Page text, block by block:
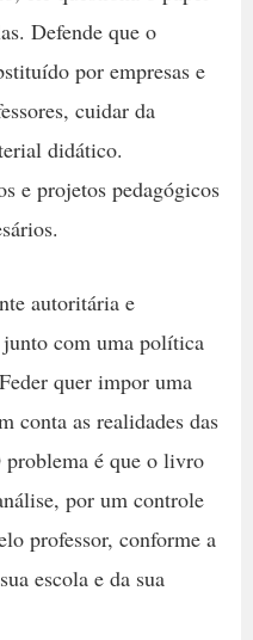
Defende que o
por empresas e
cuidar da
didático.
e projetos pedagógicos
autoritária e
com uma política
quer impor uma
conta as realidades das
problema é que o livro
por um controle
professor, conforme a
escola e da sua